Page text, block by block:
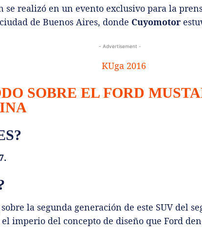
se realizó en un evento exclusivo para la
de Buenos Aires, donde Cuyomotor
- Advertisement -
SOBRE EL FORD
la segunda generación de este SUV del
el imperio del concepto de diseño que Ford